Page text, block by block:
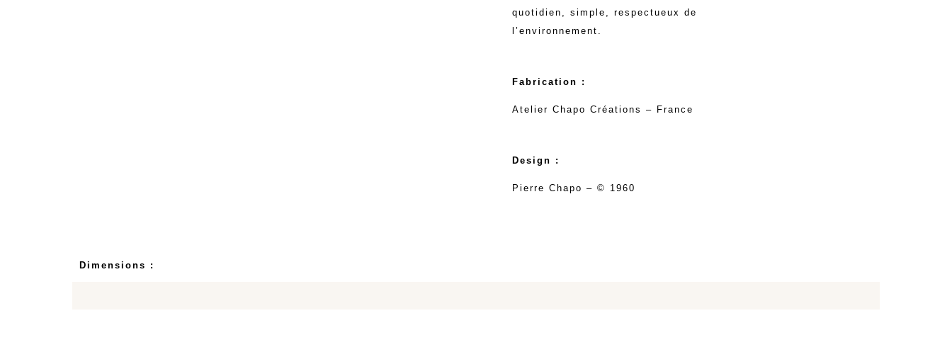
quotidien, simple, respectueux de
l’environnement.
Fabrication :
Atelier Chapo Créations – France
Design :
Pierre Chapo – © 1960
Dimensions :